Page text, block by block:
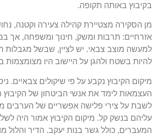
בקיבוץ באותה תקופה.
מן הסקירה מצטיירת קהילה צעירה וקטנה,
אזרחיים: תרבות ומשק, חינוך ומשפחה, אך
למעשה מוצב צבאי. יש לציין, שבשל מגבלות
להיות בשטח ולהגן על היישוב היו מצומצמות
מיקום הקיבוץ נקבע על פי שיקולים צבאיים.
העצמאות לימד את אנשי הביטחון של הקיבוץ
לשבת על צירי פלישה אפשריים של הערבים
עליהם בנשק קל. מיקום הקיבוץ אמור היה
המעברים, כולל גשר בנות יעקב. הדיר והלול